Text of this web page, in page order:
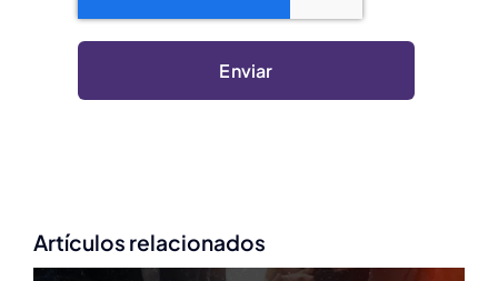
Enviar
Artículos relacionados